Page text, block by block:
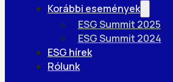
Korábbi események
ESG Summit 2025
ESG Summit 2024
ESG hírek
Rólunk